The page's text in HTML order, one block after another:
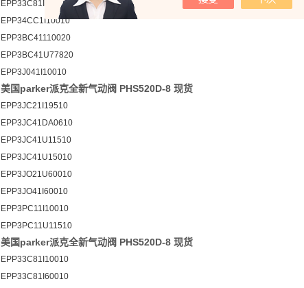
EPP33C81I65410
EPP34CC1I10010
EPP3BC41110020
EPP3BC41U77820
EPP3J041I10010
美国parker派克全新气动阀 PHS520D-8 现货
EPP3JC21I19510
EPP3JC41DA0610
EPP3JC41U11510
EPP3JC41U15010
EPP3JO21U60010
EPP3JO41I60010
EPP3PC11I10010
EPP3PC11U11510
美国parker派克全新气动阀 PHS520D-8 现货
EPP33C81I10010
EPP33C81I60010